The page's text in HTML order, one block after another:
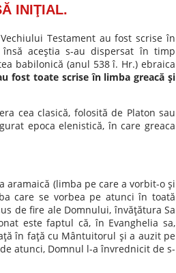
INIŢIAL.
Testament au fost scrise în
aceştia s-au dispersat în timp
babilonică (anul 538 î. Hr.) ebraica
fost toate scrise în limba greacă şi
cea clasică, folosită de Platon sau
epoca elenistică, în care greaca
aramaică (limba pe care a vorbit-o şi
care se vorbea pe atunci în toată
de fire ale Domnului, învăţătura Sa
este faptul că, în Evanghelia sa,
în faţă cu Mântuitorul şi a auzit pe
atunci, Domnul l-a învrednicit de s-